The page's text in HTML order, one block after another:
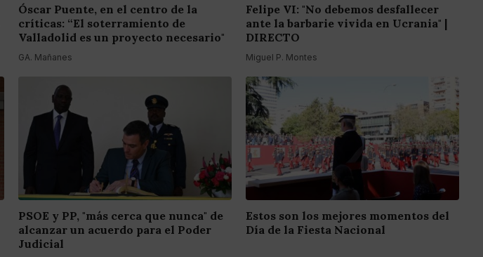
Óscar Puente, en el centro de la
críticas: “El soterramiento de
Valladolid es un proyecto necesario"
GA. Mañanes
Felipe VI: "No debemos desfallecer
ante la barbarie vivida en Ucrania" |
DIRECTO
Miguel P. Montes
PSOE y PP, "más cerca que nunca" de
alcanzar un acuerdo para el Poder
Judicial
Estos son los mejores momentos del
Día de la Fiesta Nacional